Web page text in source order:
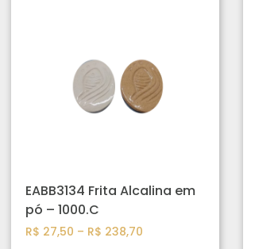
EABB3134 Frita Alcalina em
pó – 1000.C
R$ 27,50 – R$ 238,70